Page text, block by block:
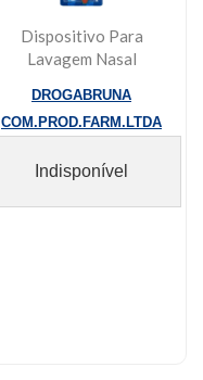
Dispositivo Para
Lavagem Nasal
No...
DROGABRUNA
COM.PROD.FARM.LTDA
Indisponível